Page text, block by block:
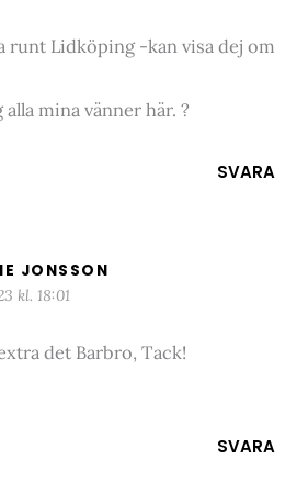
runt Lidköping -kan visa dej om
mina vänner här. ?
SVARA
JONSSON
kl. 18:01
det Barbro, Tack!
SVARA